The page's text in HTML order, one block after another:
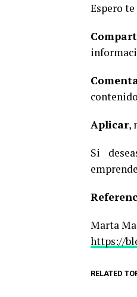
Espero
Aplicar,
Si
Marta
https://
RELATED